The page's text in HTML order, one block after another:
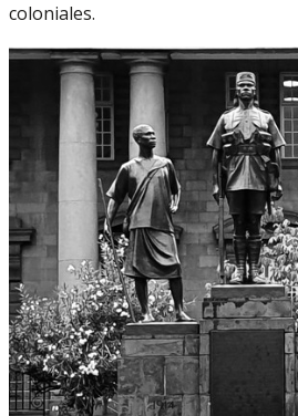
coloniales.